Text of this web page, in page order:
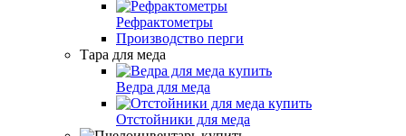
Рефрактометры
Производство перги
Тара для меда
Ведра для меда
Отстойники для меда